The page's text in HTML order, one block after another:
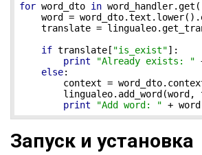
for word_dto in
word =
translate =
if translate[ "is_exist"]:
print
"Already exists: "
else:
context =
lingualeo.add_word(word,
print
"Add word: " +
Запуск и установка